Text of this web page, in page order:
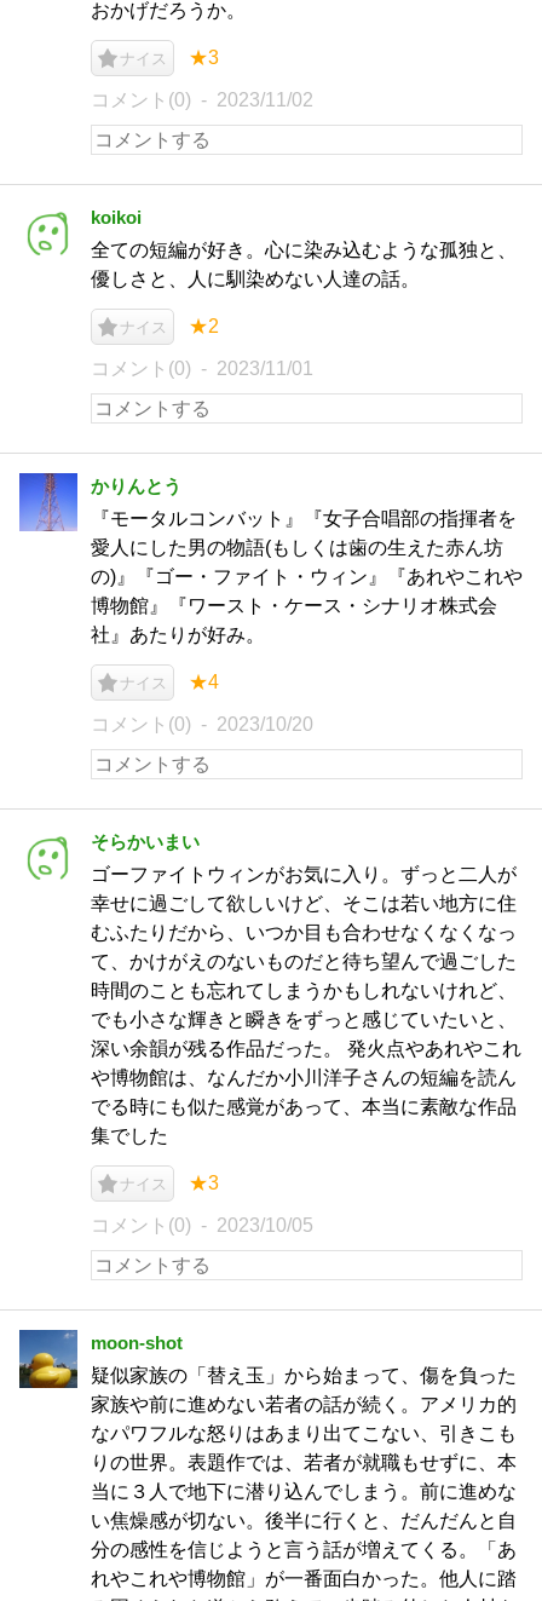
おかげだろうか。
ナイス ★3
コメント(0) 2023/11/02
koikoi
全ての短編が好き。心に染み込むような孤独と、
優しさと、人に馴染めない人達の話。
ナイス ★2
コメント(0) 2023/11/01
かりんとう
『モータルコンバット』『女子合唱部の指揮者を
愛人にした男の物語(もしくは歯の生えた赤ん坊
の)』『ゴー・ファイト・ウィン』『あれやこれや
博物館』『ワースト・ケース・シナリオ株式会
社』あたりが好み。
ナイス ★4
コメント(0) 2023/10/20
そらかいまい
ゴーファイトウィンがお気に入り。ずっと二人が
幸せに過ごして欲しいけど、そこは若い地方に住
むふたりだから、いつか目も合わせなくなくなっ
て、かけがえのないものだと待ち望んで過ごした
時間のことも忘れてしまうかもしれないけれど、
でも小さな輝きと瞬きをずっと感じていたいと、
深い余韻が残る作品だった。 発火点やあれやこれ
や博物館は、なんだか小川洋子さんの短編を読ん
でる時にも似た感覚があって、本当に素敵な作品
集でした
ナイス ★3
コメント(0) 2023/10/05
moon-shot
疑似家族の「替え玉」から始まって、傷を負った
家族や前に進めない若者の話が続く。アメリカ的
なパワフルな怒りはあまり出てこない、引きこも
りの世界。表題作では、若者が就職もせずに、本
当に３人で地下に潜り込んでしまう。前に進めな
い焦燥感が切ない。後半に行くと、だんだんと自
分の感性を信じようと言う話が増えてくる。「あ
れやこれや博物館」が一番面白かった。他人に踏